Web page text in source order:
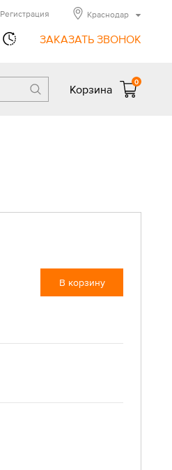
ЗАКАЗАТЬ ЗВОНОК
Регистрация Краснодар
Корзина
0
В корзину